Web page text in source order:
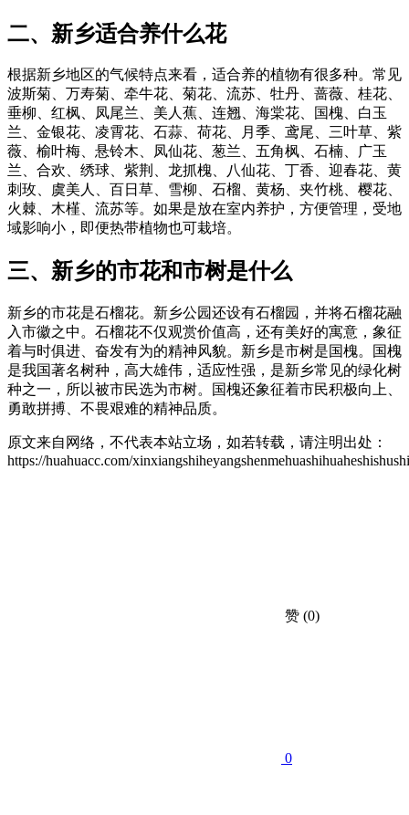
二、新乡适合养什么花
根据新乡地区的气候特点来看，适合养的植物有很多种。常见
波斯菊、万寿菊、牵牛花、菊花、流苏、牡丹、蔷薇、桂花、
垂柳、红枫、凤尾兰、美人蕉、连翘、海棠花、国槐、白玉
兰、金银花、凌霄花、石蒜、荷花、月季、鸢尾、三叶草、紫
薇、榆叶梅、悬铃木、凤仙花、葱兰、五角枫、石楠、广玉
兰、合欢、绣球、紫荆、龙抓槐、八仙花、丁香、迎春花、黄
刺玫、虞美人、百日草、雪柳、石榴、黄杨、夹竹桃、樱花、
火棘、木槿、流苏等。如果是放在室内养护，方便管理，受地
域影响小，即便热带植物也可栽培。
三、新乡的市花和市树是什么
新乡的市花是石榴花。新乡公园还设有石榴园，并将石榴花融
入市徽之中。石榴花不仅观赏价值高，还有美好的寓意，象征
着与时俱进、奋发有为的精神风貌。新乡是市树是国槐。国槐
是我国著名树种，高大雄伟，适应性强，是新乡常见的绿化树
种之一，所以被市民选为市树。国槐还象征着市民积极向上、
勇敢拼搏、不畏艰难的精神品质。
原文来自网络，不代表本站立场，如若转载，请注明出处：
https://huahuacc.com/
赞 (0)
0